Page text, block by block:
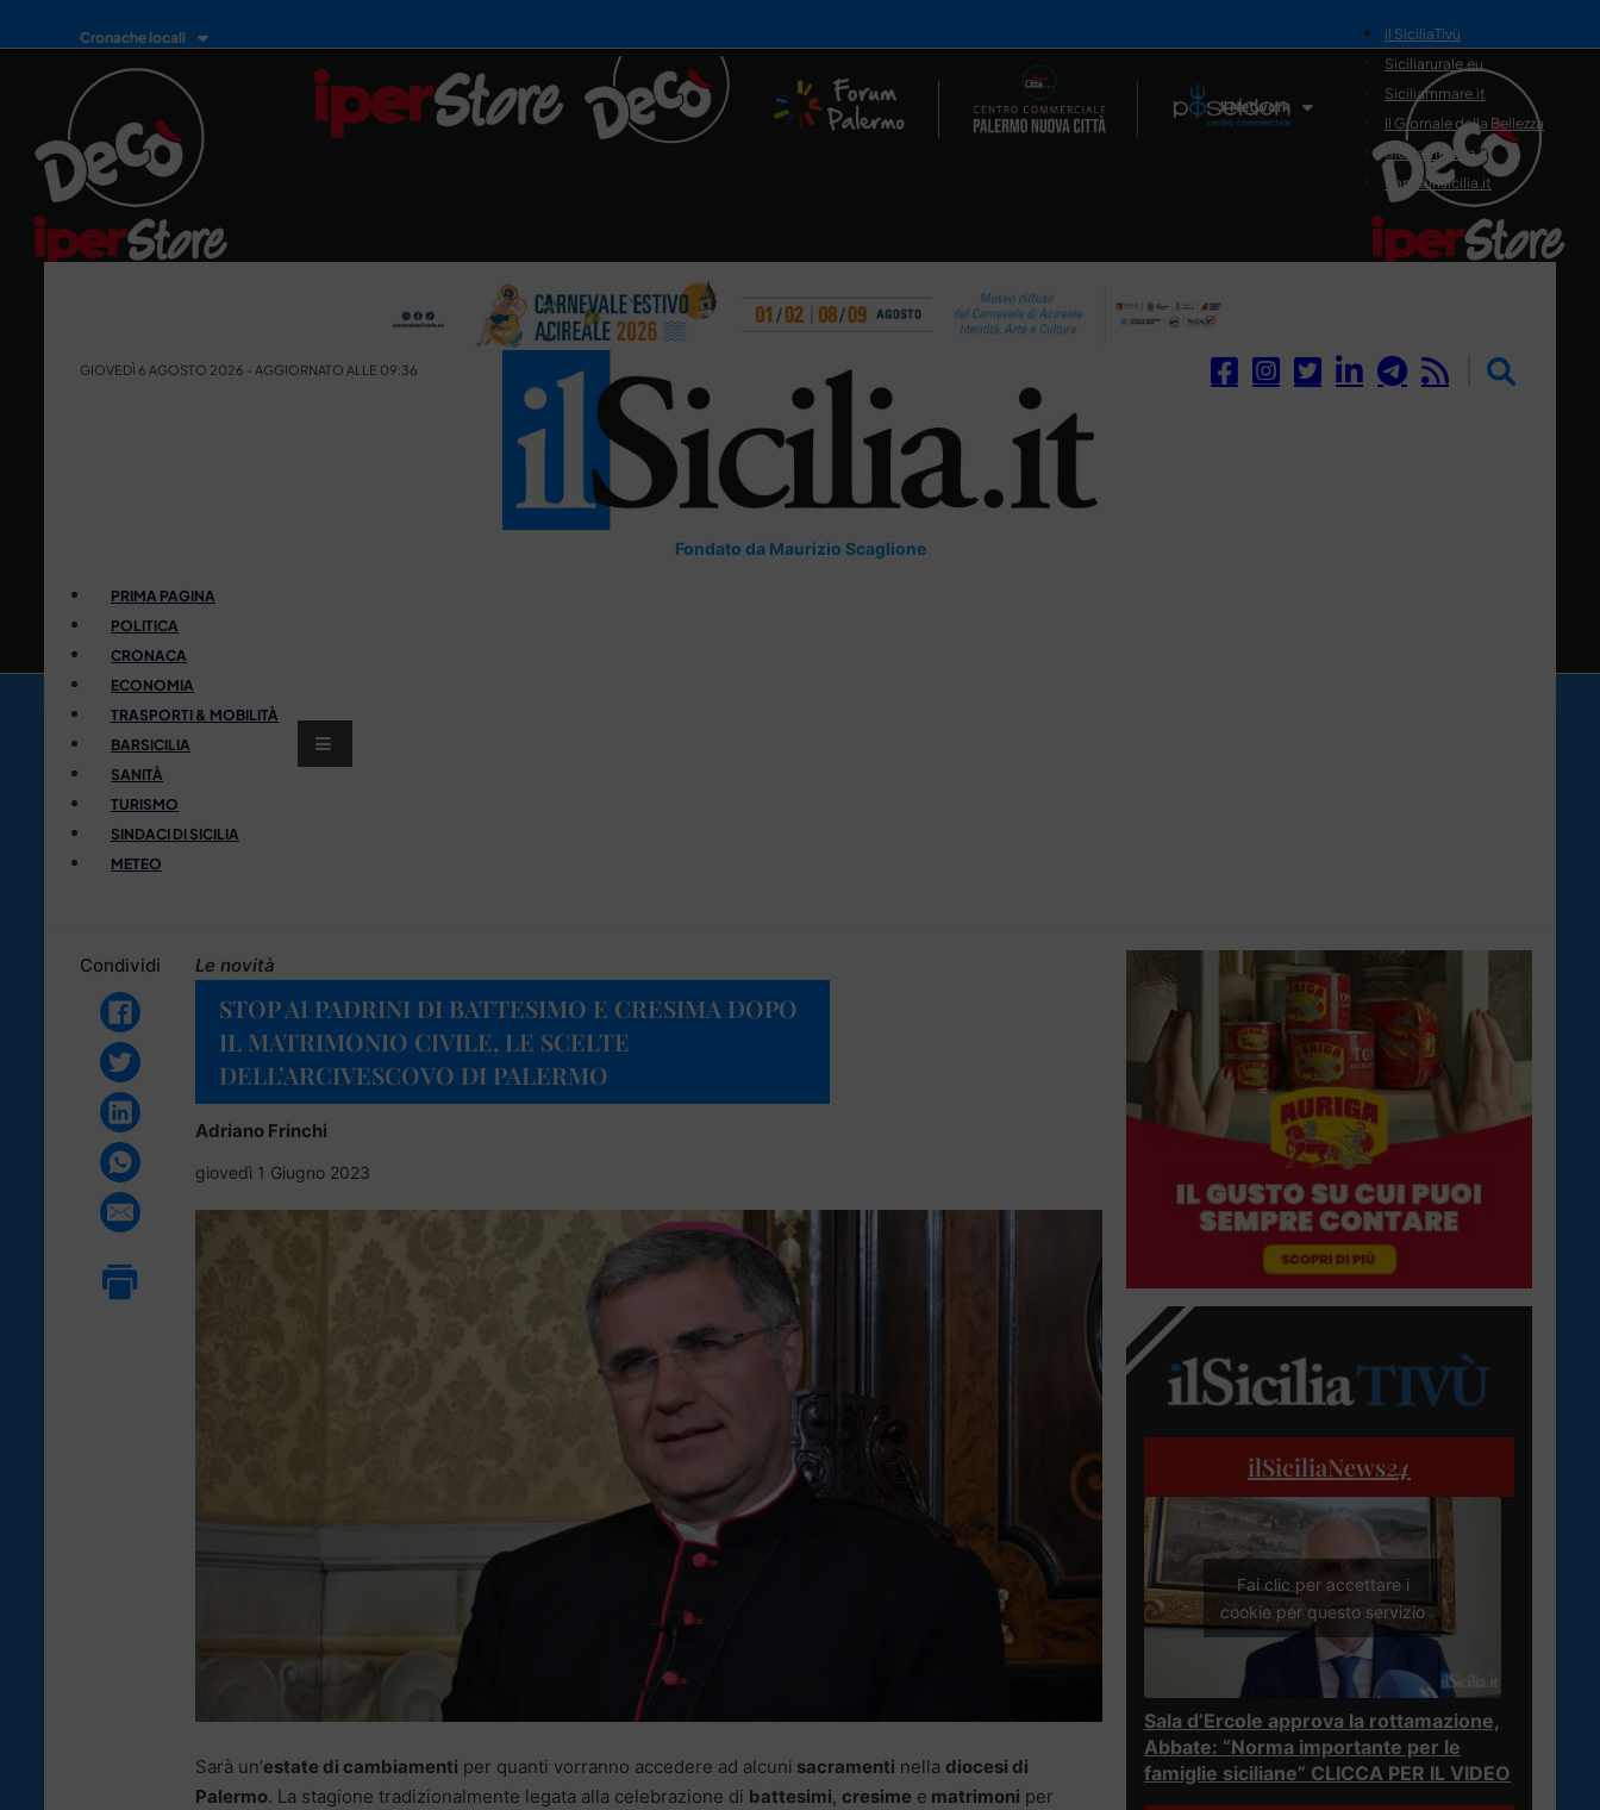
Cronache locali
Il Network
il SiciliaTivù
Siciliarurale.eu
Siciliammare.it
Il Giornale della Bellezza
Siciliamedica.it
Sanitainsicilia.it
GIOVEDÌ 6 AGOSTO 2026 - AGGIORNATO ALLE 09:36
Fondato da Maurizio Scaglione
PRIMA PAGINA
POLITICA
CRONACA
ECONOMIA
TRASPORTI & MOBILITÀ
BARSICILIA
SANITÀ
TURISMO
SINDACI DI SICILIA
METEO
Condividi Le novità
STOP AI PADRINI DI BATTESIMO E CRESIMA DOPO
IL MATRIMONIO CIVILE, LE SCELTE
DELL’ARCIVESCOVO DI PALERMO
Adriano Frinchi
giovedì 1 Giugno 2023
Sarà un’estate di cambiamenti per quanti vorranno accedere ad alcuni sacramenti nella diocesi di
Palermo. La stagione tradizionalmente legata alla celebrazione di battesimi, cresime e matrimoni per
ilSiciliaNews24
Fai clic per accettare i
cookie per questo servizio
Sala d’Ercole approva la rottamazione,
Abbate: “Norma importante per le
famiglie siciliane” CLICCA PER IL VIDEO